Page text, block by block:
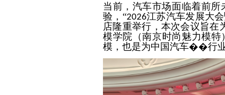
当前，汽车市场面临着前
验， “2026江苏汽车发展大
店隆重举行，本次会议旨在
模学院（南京时尚魅力模特
模，也是为中国汽车��行